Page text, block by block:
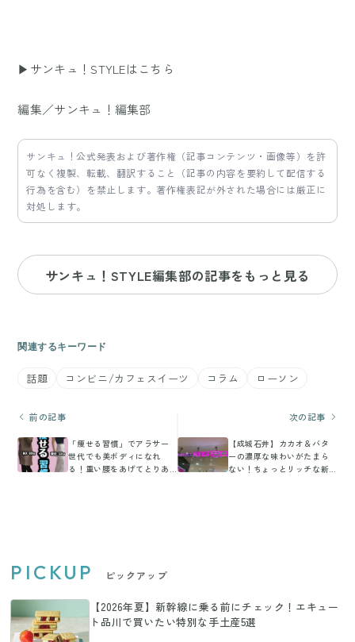
▶サンキュ！STYLEはこちら
編集／サンキュ！編集部
サンキュ！公式発表および著作権（記事コンテンツ・画像等）を許
可なく複製、転載、翻訳すること（記事の内容を要約して配信する
行為を含む）を禁止します。著作権表記が外された場合には厳正に
対処します。
サンキュ！STYLE編集部の記事をもっと見る
関連するキーワード
話題 コンビニ/カフェスイーツ コラム ローソン
前の記事
「痩せる習慣」でアラサー
世代でも美ボディになれ
る！重い腰をあげてとりあ
次の記事
【成城石井】カカオ＆バタ
ーの濃厚な味わいがたまら
ない！ちょっとリッチな新
PICKUP ピックアップ
【2026年夏】新幹線に乗る前にチェック！エキュー
ト品川で買いたい特別な手土産5選